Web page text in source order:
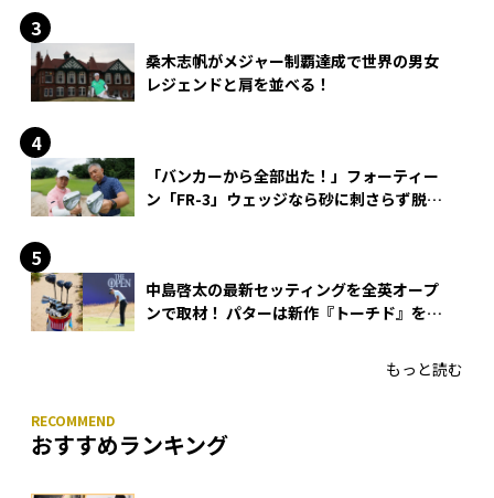
桑木志帆がメジャー制覇達成で世界の男女
レジェンドと肩を並べる！
「バンカーから全部出た！」フォーティー
ン「FR-3」ウェッジなら砂に刺さらず脱出
中島啓太の最新セッティングを全英オープ
ンで取材！ パターは新作『トーチド』を投
もっと読む
おすすめランキング